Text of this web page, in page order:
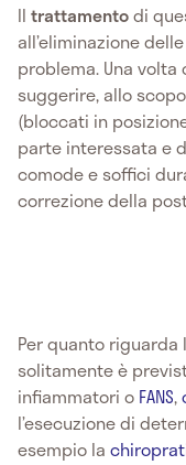
Il trattamentodi
all’eliminazione
problema. Una
suggerire, allo
(bloccati in
parte interessata e
comode e soffici
correzione della
Per quanto riguarda
solitamente è
infiammatori o FANS,
l’esecuzione di
esempio la